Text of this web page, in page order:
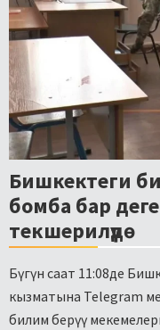
Бишкектеги
бомба бар
текшерилүүдө
Бүгүн саат 11:08де
кызматына Telegram
билим берүү